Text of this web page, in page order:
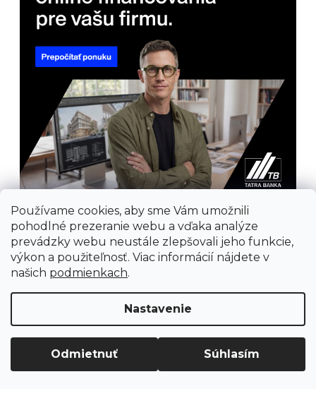
Používame cookies, aby sme Vám umožnili
pohodlné prezeranie webu a vďaka analýze
prevádzky webu neustále zlepšovali jeho funkcie,
výkon a použiteľnosť. Viac informácií nájdete v
našich podmienkach.
Nastavenie
Odmietnuť Súhlasím
Vytvoril Shoptet